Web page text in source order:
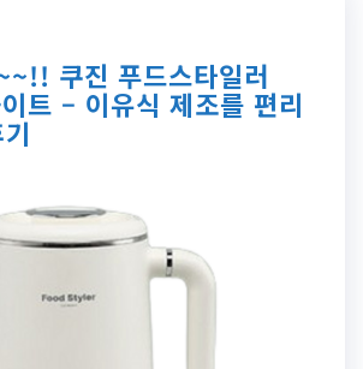
쿠진 푸드스타일러
트 – 이유식 제조를 편리